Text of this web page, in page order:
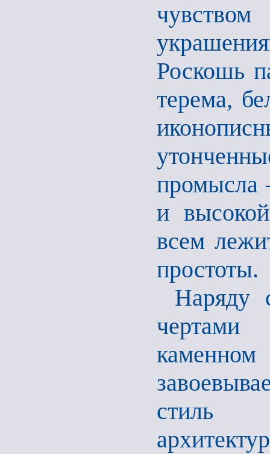
Роскошь
терема,
промысла
и
всем
простоты.
Наряду
чертами
стиль